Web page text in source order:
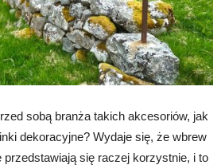
sobą branża takich akcesoriów, jak
dekoracyjne? Wydaje się, że wbrew
się raczej korzystnie, i to